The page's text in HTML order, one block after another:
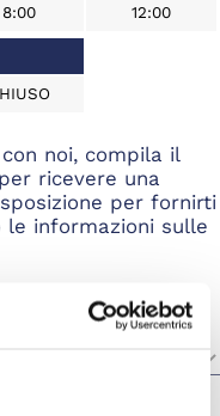
noi, compila il
ricevere una
per fornirti
le informazioni sulle
8:00 12:00